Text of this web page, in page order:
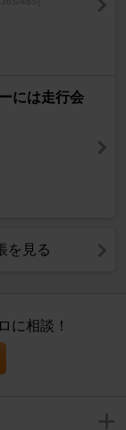
には走行会
を見る
に相談！